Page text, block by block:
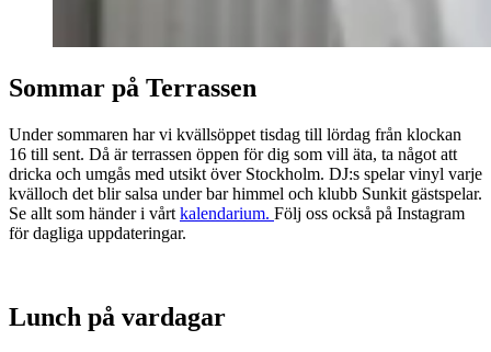
Sommar på Terrassen
Under sommaren har vi kvällsöppet tisdag till lördag från klockan
16 till sent. Då är terrassen öppen för dig som vill äta, ta något att
dricka och umgås med utsikt över Stockholm. DJ:s spelar vinyl varje
kvälloch det blir salsa under bar himmel och klubb Sunkit gästspelar.
Se allt som händer i vårt kalendarium. Följ oss också på Instagram
för dagliga uppdateringar.
Lunch på vardagar